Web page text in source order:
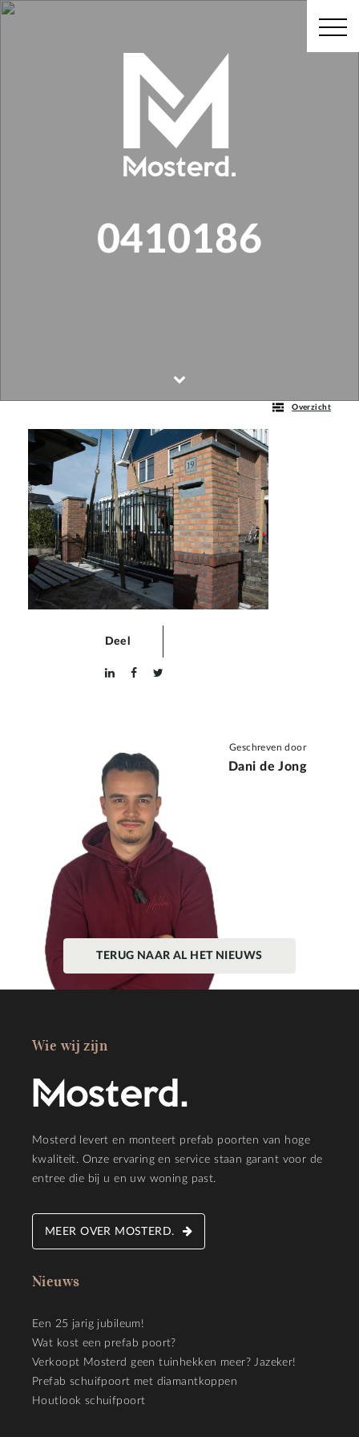
0410186
Overzicht
Deel
Geschreven door
Dani de Jong
TERUG NAAR AL HET NIEUWS
Wie wij zijn
Mosterd levert en monteert prefab poorten van hoge
kwaliteit. Onze ervaring en service staan garant voor de
entree die bij u en uw woning past.
MEER OVER MOSTERD.
Nieuws
Een 25 jarig jubileum!
Wat kost een prefab poort?
Verkoopt Mosterd geen tuinhekken meer? Jazeker!
Prefab schuifpoort met diamantkoppen
Houtlook schuifpoort